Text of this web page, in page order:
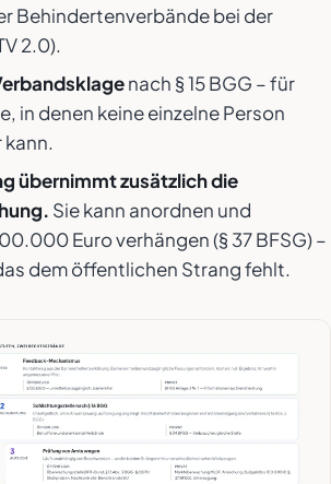
Behindertenverbände bei der
2.0).
nach § 15 BGG – für
in denen keine einzelne Person
übernimmt zusätzlich die
Sie kann anordnen und
Euro verhängen (§ 37 BFSG) –
dem öffentlichen Strang fehlt.